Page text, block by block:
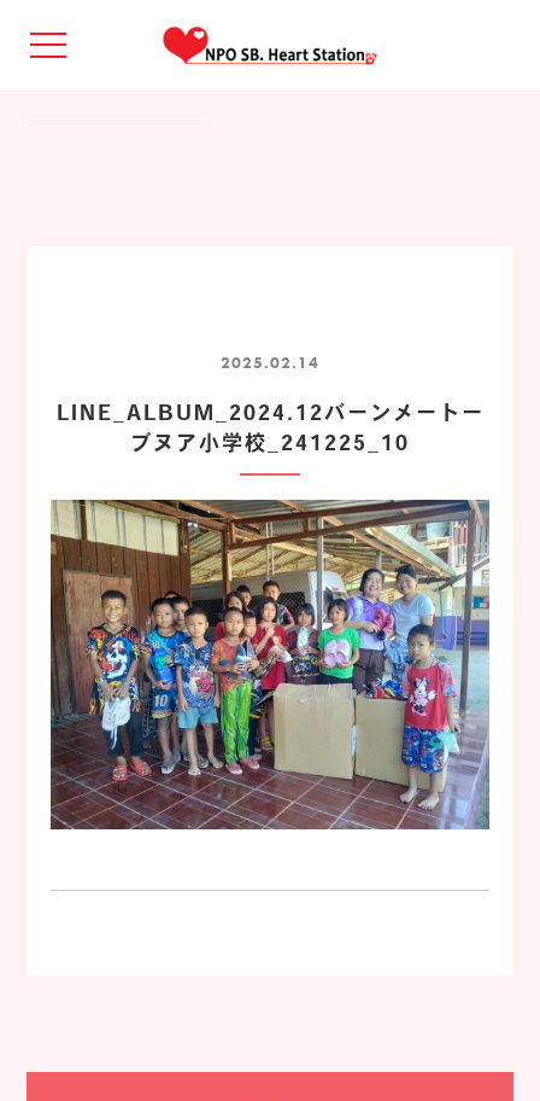
2025.02.14
LINE_ALBUM_2024.12バーンメートー
ブヌア小学校_241225_10